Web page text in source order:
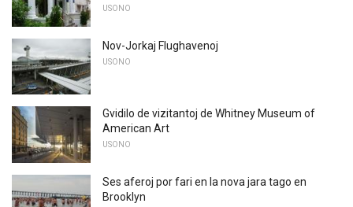
USONO
Nov-Jorkaj Flughavenoj
USONO
Gvidilo de vizitantoj de Whitney Museum of
American Art
USONO
Ses aferoj por fari en la nova jara tago en
Brooklyn